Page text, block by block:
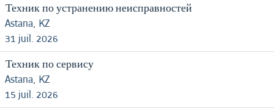
Техник по устранению неисправностей
Astana, KZ
31 juil. 2026
Техник по сервису
Astana, KZ
15 juil. 2026